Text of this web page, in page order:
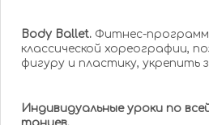
Body Ballet.
классической хореографии,
фигуру и пластику, укрепить
Индивидуальные уроки по